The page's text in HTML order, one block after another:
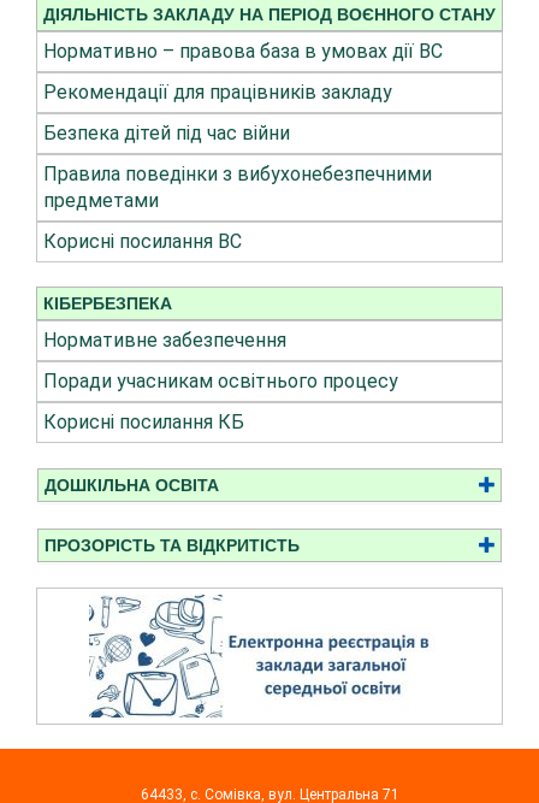
ДІЯЛЬНІСТЬ ЗАКЛАДУ НА ПЕРІОД ВОЄННОГО СТАНУ
Нормативно – правова база в умовах дії ВС
Рекомендації для працівників закладу
Безпека дітей під час війни
Правила поведінки з вибухонебезпечними
предметами
Корисні посилання ВС
КІБЕРБЕЗПЕКА
Нормативне забезпечення
Поради учасникам освітнього процесу
Корисні посилання КБ
ДОШКІЛЬНА ОСВІТА
ПРОЗОРІСТЬ ТА ВІДКРИТІСТЬ
64433, с. Сомівка, вул. Центральна 71